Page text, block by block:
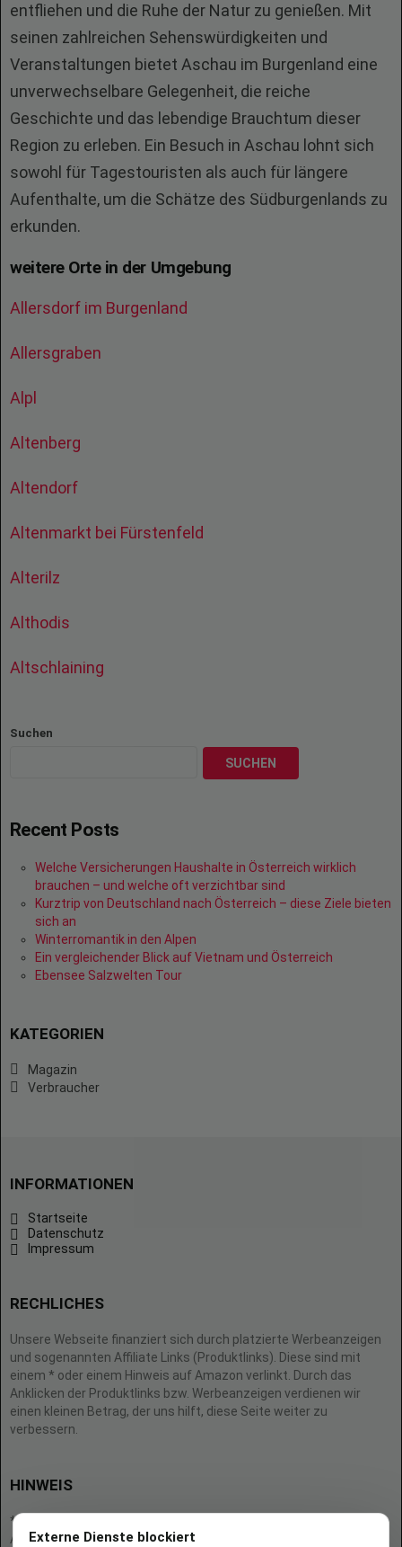
entfliehen und die Ruhe der Natur zu genießen. Mit
seinen zahlreichen Sehenswürdigkeiten und
Veranstaltungen bietet Aschau im Burgenland eine
unverwechselbare Gelegenheit, die reiche
Geschichte und das lebendige Brauchtum dieser
Region zu erleben. Ein Besuch in Aschau lohnt sich
sowohl für Tagestouristen als auch für längere
Aufenthalte, um die Schätze des Südburgenlands zu
erkunden.
weitere Orte in der Umgebung
Allersdorf im Burgenland
Allersgraben
Alpl
Altenberg
Altendorf
Altenmarkt bei Fürstenfeld
Alterilz
Althodis
Altschlaining
Suchen
SUCHEN
Recent Posts
Welche Versicherungen Haushalte in Österreich wirklich
brauchen – und welche oft verzichtbar sind
Kurztrip von Deutschland nach Österreich – diese Ziele bieten
sich an
Winterromantik in den Alpen
Ein vergleichender Blick auf Vietnam und Österreich
Ebensee Salzwelten Tour
KATEGORIEN
Magazin
Verbraucher
INFORMATIONEN
Startseite
Datenschutz
Impressum
RECHLICHES
Unsere Webseite finanziert sich durch platzierte Werbeanzeigen
und sogenannten Affiliate Links (Produktlinks). Diese sind mit
einem * oder einem Hinweis auf Amazon verlinkt. Durch das
Anklicken der Produktlinks bzw. Werbeanzeigen verdienen wir
einen kleinen Betrag, der uns hilft, diese Seite weiter zu
verbessern.
HINWEIS
* = Afilliate-Link (=Werbung)
Als Amazon-Partner verdient der Seitenbetreiber an qualifizierten
Externe Dienste blockiert